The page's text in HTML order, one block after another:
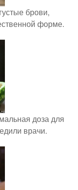
брови,
форме.
доза для
врачи.